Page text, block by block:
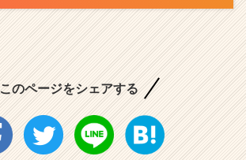
このページをシェアする